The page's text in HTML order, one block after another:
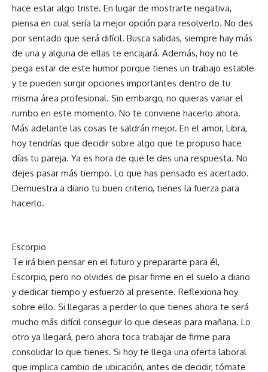
hace estar algo triste. En lugar de mostrarte negativa,
piensa en cual sería la mejor opción para resolverlo. No des
por sentado que será difícil. Busca salidas, siempre hay más
de una y alguna de ellas te encajará. Además, hoy no te
pega estar de este humor porque tienes un trabajo estable
y te pueden surgir opciones importantes dentro de tu
misma área profesional. Sin embargo, no quieras variar el
rumbo en este momento. No te conviene hacerlo ahora.
Más adelante las cosas te saldrán mejor. En el amor, Libra,
hoy tendrías que decidir sobre algo que te propuso hace
días tu pareja. Ya es hora de que le des una respuesta. No
dejes pasar más tiempo. Lo que has pensado es acertado.
Demuestra a diario tu buen criterio, tienes la fuerza para
hacerlo.
Escorpio
Te irá bien pensar en el futuro y prepararte para él,
Escorpio, pero no olvides de pisar firme en el suelo a diario
y dedicar tiempo y esfuerzo al presente. Reflexiona hoy
sobre ello. Si llegaras a perder lo que tienes ahora te será
mucho más difícil conseguir lo que deseas para mañana. Lo
otro ya llegará, pero ahora toca trabajar de firme para
consolidar lo que tienes. Si hoy te llega una oferta laboral
que implica cambio de ubicación, antes de decidir, tómate